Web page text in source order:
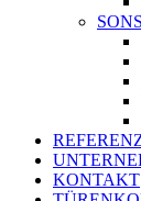
KONTAKT